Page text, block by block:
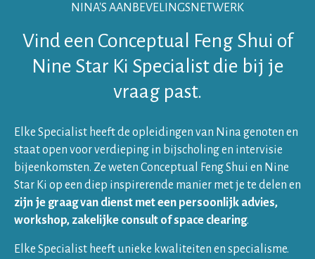
NINA'S AANBEVELINGSNETWERK
Vind een Conceptual Feng Shui of
Nine Star Ki Specialist die bij je
vraag past.
Elke Specialist heeft de opleidingen van Nina genoten en
staat open voor verdieping in bijscholing en intervisie
bijeenkomsten. Ze weten Conceptual Feng Shui en Nine
Star Ki op een diep inspirerende manier met je te delen en
zijn je graag van dienst met een persoonlijk advies,
workshop, zakelijke consult of space clearing.
Elke Specialist heeft unieke kwaliteiten en specialisme.